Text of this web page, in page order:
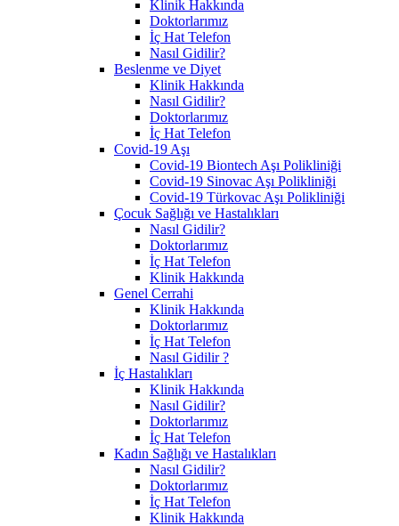
Klinik Hakkında
Doktorlarımız
İç Hat Telefon
Nasıl Gidilir?
Beslenme ve Diyet
Klinik Hakkında
Nasıl Gidilir?
Doktorlarımız
İç Hat Telefon
Covid-19 Aşı
Covid-19 Biontech Aşı Polikliniği
Covid-19 Sinovac Aşı Polikliniği
Covid-19 Türkovac Aşı Polikliniği
Çocuk Sağlığı ve Hastalıkları
Nasıl Gidilir?
Doktorlarımız
İç Hat Telefon
Klinik Hakkında
Genel Cerrahi
Klinik Hakkında
Doktorlarımız
İç Hat Telefon
Nasıl Gidilir ?
İç Hastalıkları
Klinik Hakkında
Nasıl Gidilir?
Doktorlarımız
İç Hat Telefon
Kadın Sağlığı ve Hastalıkları
Nasıl Gidilir?
Doktorlarımız
İç Hat Telefon
Klinik Hakkında